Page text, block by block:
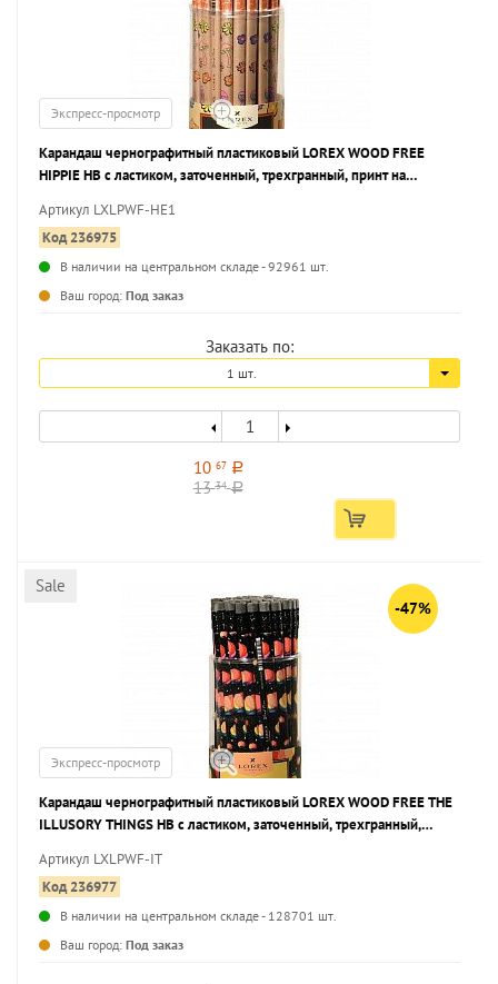
Экспресс-просмотр
Карандаш чернографитный пластиковый LOREX WOOD FREE
HIPPIE НВ с ластиком, заточенный, трехгранный, принт на
Артикул LXLPWF-HE1
Код 236975
В наличии на центральном складе - 92961 шт.
Ваш город: Под заказ
Заказать по:
1 шт.
10 67 a
1334 a
Sale
-47%
Экспресс-просмотр
Карандаш чернографитный пластиковый LOREX WOOD FREE THE
ILLUSORY THINGS НВ с ластиком, заточенный, трехгранный,
Артикул LXLPWF-IT
Код 236977
В наличии на центральном складе - 128701 шт.
Ваш город: Под заказ